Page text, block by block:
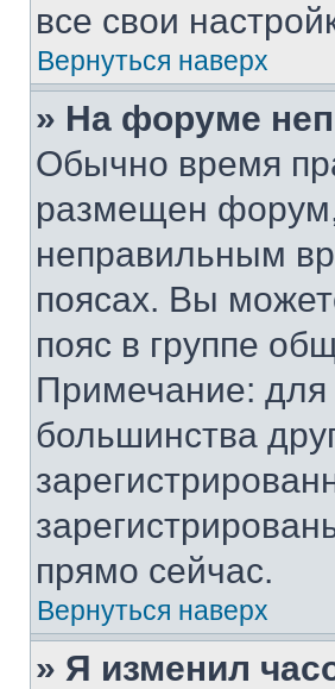
все свои
Вернуться наверх
» На форуме
Обычно время
размещен форум,
неправильным
поясах. Вы
пояс в группе
Примечание: для
большинства
прямо сейчас.
Вернуться наверх
» Я изменил